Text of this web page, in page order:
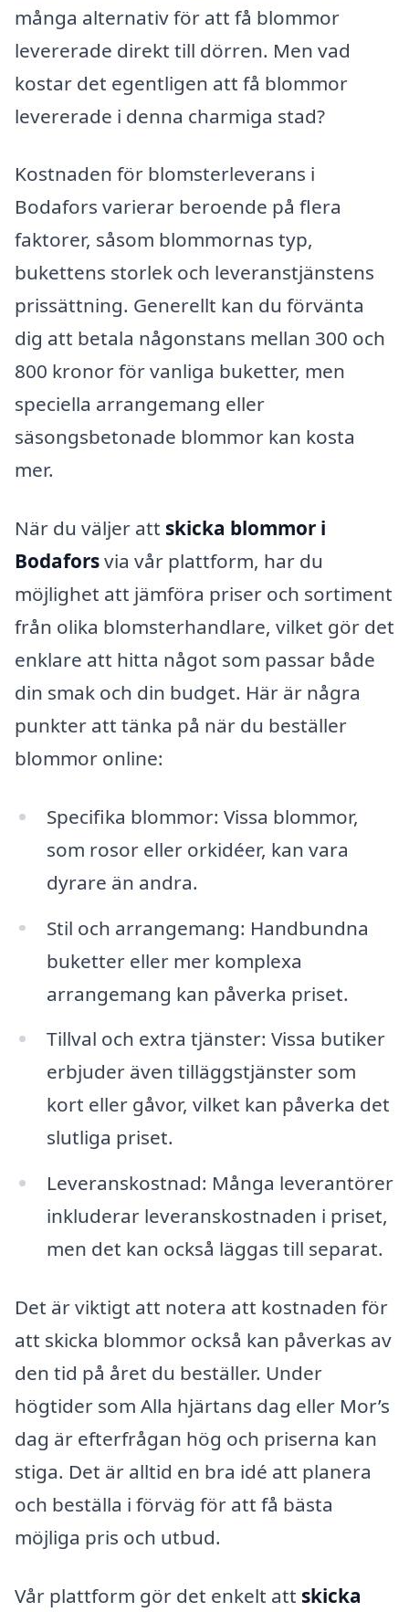
många alternativ för att få blommor
levererade direkt till dörren. Men vad
kostar det egentligen att få blommor
levererade i denna charmiga stad?
Kostnaden för blomsterleverans i
Bodafors varierar beroende på flera
faktorer, såsom blommornas typ,
bukettens storlek och leveranstjänstens
prissättning. Generellt kan du förvänta
dig att betala någonstans mellan 300 och
800 kronor för vanliga buketter, men
speciella arrangemang eller
säsongsbetonade blommor kan kosta
mer.
När du väljer att skicka blommor i
Bodaforsvia vår plattform, har du
möjlighet att jämföra priser och sortiment
från olika blomsterhandlare, vilket gör det
enklare att hitta något som passar både
din smak och din budget. Här är några
punkter att tänka på när du beställer
blommor online:
Specifika blommor: Vissa blommor,
som rosor eller orkidéer, kan vara
dyrare än andra.
Stil och arrangemang: Handbundna
buketter eller mer komplexa
arrangemang kan påverka priset.
Tillval och extra tjänster: Vissa butiker
erbjuder även tilläggstjänster som
kort eller gåvor, vilket kan påverka det
slutliga priset.
Leveranskostnad: Många leverantörer
inkluderar leveranskostnaden i priset,
men det kan också läggas till separat.
Det är viktigt att notera att kostnaden för
att skicka blommor också kan påverkas av
den tid på året du beställer. Under
högtider som Alla hjärtans dag eller Mor’s
dag är efterfrågan hög och priserna kan
stiga. Det är alltid en bra idé att planera
och beställa i förväg för att få bästa
möjliga pris och utbud.
Vår plattform gör det enkelt att skicka